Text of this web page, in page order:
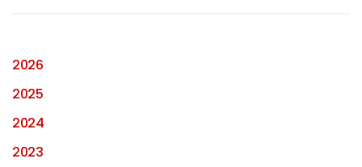
2026
2025
2024
2023